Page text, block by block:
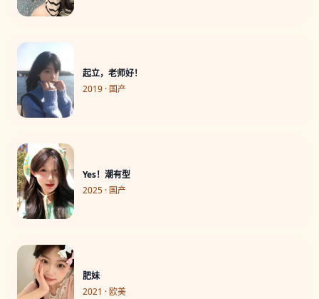
起立，老师好！
2019 · 国产
Yes！潮有型
2025 · 国产
肥妹
2021 · 欧美